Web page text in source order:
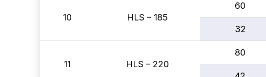
10 HLS – 185
60
32
11 HLS – 220
80